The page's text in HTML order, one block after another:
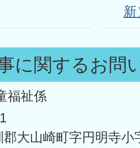
新
に関するお問
福祉係
郡大山崎町字円明寺小